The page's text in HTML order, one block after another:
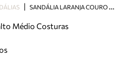
S
ANDÁLIA LARANJA COURO SALTO MÉDIO COSTURAS
Médio Costuras